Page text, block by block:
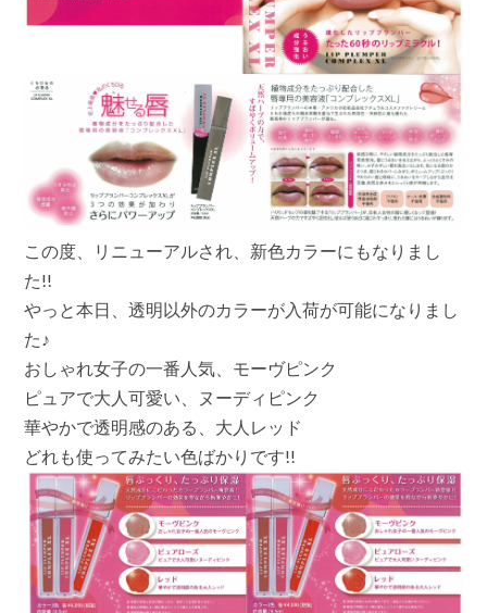
し
色
が
し
た!!
この度、リニューアルされ、新色カラーにもなりまし
た!!
やっと本日、透明以外のカラーが入荷が可能になりまし
た♪
おしゃれ女子の一番人気、モーヴピンク
ピュアで大人可愛い、ヌーディピンク
華やかで透明感のある、大人レッド
どれも使ってみたい色ばかりです!!